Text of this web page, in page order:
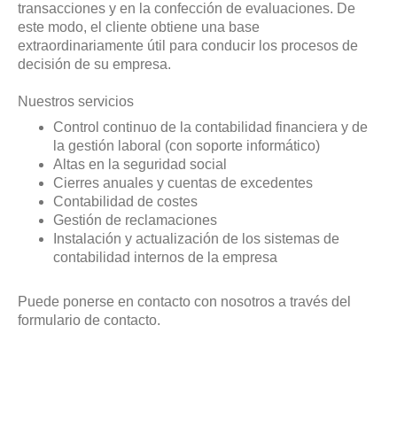
transacciones y en la confección de evaluaciones. De
este modo, el cliente obtiene una base
extraordinariamente útil para conducir los procesos de
decisión de su empresa.
Nuestros servicios
Control continuo de la contabilidad financiera y de
la gestión laboral (con soporte informático)
Altas en la seguridad social
Cierres anuales y cuentas de excedentes
Contabilidad de costes
Gestión de reclamaciones
Instalación y actualización de los sistemas de
contabilidad internos de la empresa
Puede ponerse en contacto con nosotros a través del
formulario de contacto.